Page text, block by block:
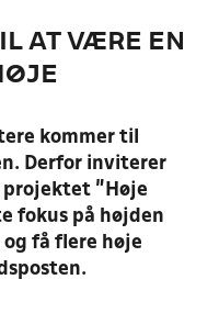
AT VÆRE EN
kommer til
Derfor inviterer
”Høje
fokus på højden
og få flere høje